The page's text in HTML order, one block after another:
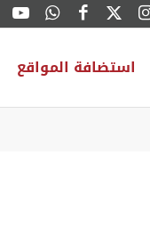
استضافة المواقع